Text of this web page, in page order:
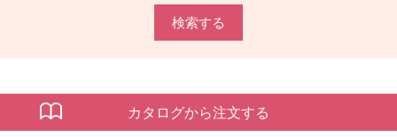
検索する
カタログから注文する